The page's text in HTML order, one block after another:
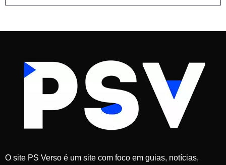
O site PS Verso é um site com foco em guias, notícias,